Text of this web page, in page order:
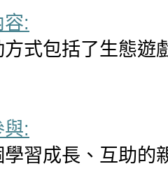
:
方式包括了生態遊
:
習成長、互助的